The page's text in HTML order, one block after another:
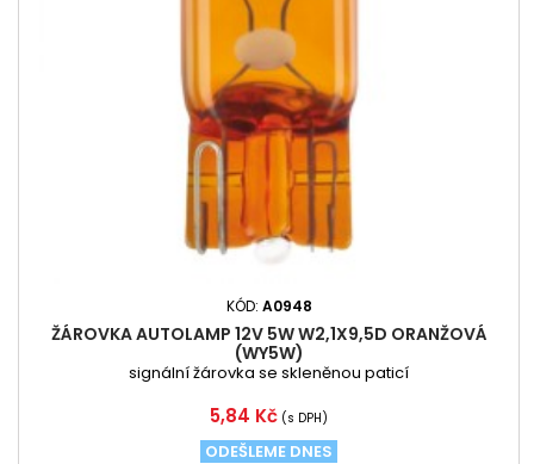
KÓD: A0948
ŽÁROVKA AUTOLAMP 12V 5W W2,1X9,5D ORANŽOVÁ
(WY5W)
signální žárovka se skleněnou paticí
Cena
5,84 Kč (s DPH)
ODEŠLEME DNES